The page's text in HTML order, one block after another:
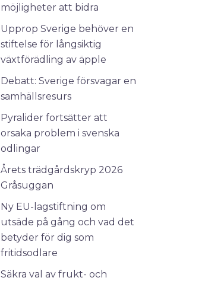
möjligheter att bidra
Upprop Sverige behöver en
stiftelse för långsiktig
växtförädling av äpple
Debatt: Sverige försvagar en
samhällsresurs
Pyralider fortsätter att
orsaka problem i svenska
odlingar
Årets trädgårdskryp 2026
Gråsuggan
Ny EU-lagstiftning om
utsäde på gång och vad det
betyder för dig som
fritidsodlare
Säkra val av frukt- och